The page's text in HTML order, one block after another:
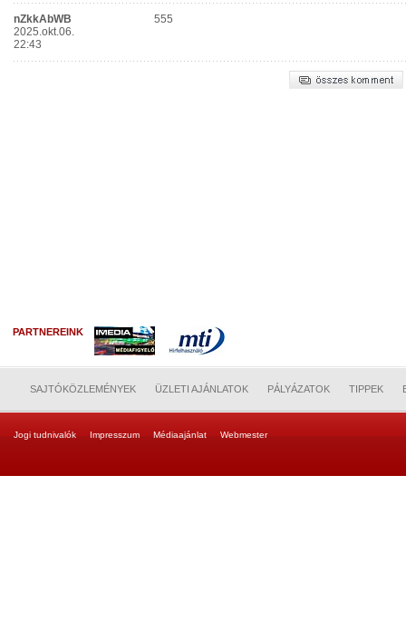
PARTNEREINK
SAJTÓKÖZLEMÉNYEK ÜZLETI AJÁNLATOK PÁLYÁZATOK TIPPEK
Jogi tudnivalók Impresszum Médiaajánlat Webmester